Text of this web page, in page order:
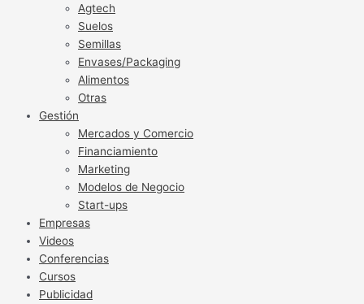
Agtech
Suelos
Semillas
Envases/Packaging
Alimentos
Otras
Gestión
Mercados y Comercio
Financiamiento
Marketing
Modelos de Negocio
Start-ups
Empresas
Videos
Conferencias
Cursos
Publicidad